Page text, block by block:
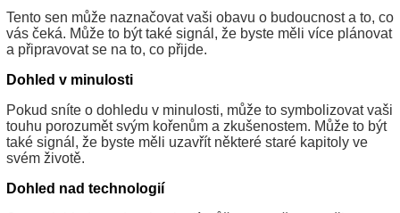
Tento sen může naznačovat vaši obavu o budoucnost a to, co
vás čeká. Může to být také signál, že byste měli více plánovat
a připravovat se na to, co přijde.
Dohled v minulosti
Pokud sníte o dohledu v minulosti, může to symbolizovat vaši
touhu porozumět svým kořenům a zkušenostem. Může to být
také signál, že byste měli uzavřít některé staré kapitoly ve
svém životě.
Dohled nad technologií